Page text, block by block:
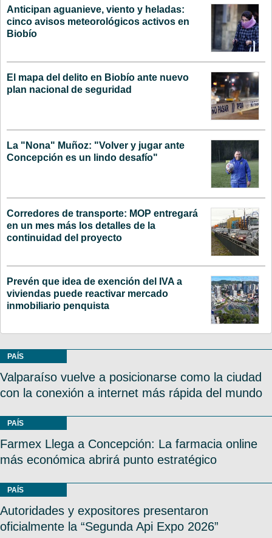
Anticipan aguanieve, viento y heladas:
cinco avisos meteorológicos activos en
Biobío
El mapa del delito en Biobío ante nuevo
plan nacional de seguridad
La "Nona" Muñoz: "Volver y jugar ante
Concepción es un lindo desafío"
Corredores de transporte: MOP entregará
en un mes más los detalles de la
continuidad del proyecto
Prevén que idea de exención del IVA a
viviendas puede reactivar mercado
inmobiliario penquista
PAÍS
Valparaíso vuelve a posicionarse como la ciudad
con la conexión a internet más rápida del mundo
PAÍS
Farmex Llega a Concepción: La farmacia online
más económica abrirá punto estratégico
PAÍS
Autoridades y expositores presentaron
oficialmente la “Segunda Api Expo 2026”